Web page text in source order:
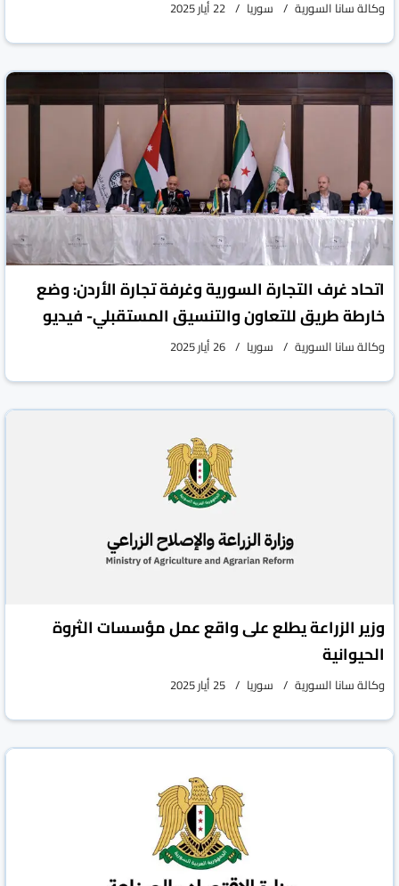
وكالة سانا السورية سوريا 22 أيار 2025
اتحاد غرف التجارة السورية وغرفة تجارة الأردن: وضع
خارطة طريق للتعاون والتنسيق المستقبلي- فيديو
وكالة سانا السورية سوريا 26 أيار 2025
وزير الزراعة يطلع على واقع عمل مؤسسات الثروة
الحيوانية
وكالة سانا السورية سوريا 25 أيار 2025